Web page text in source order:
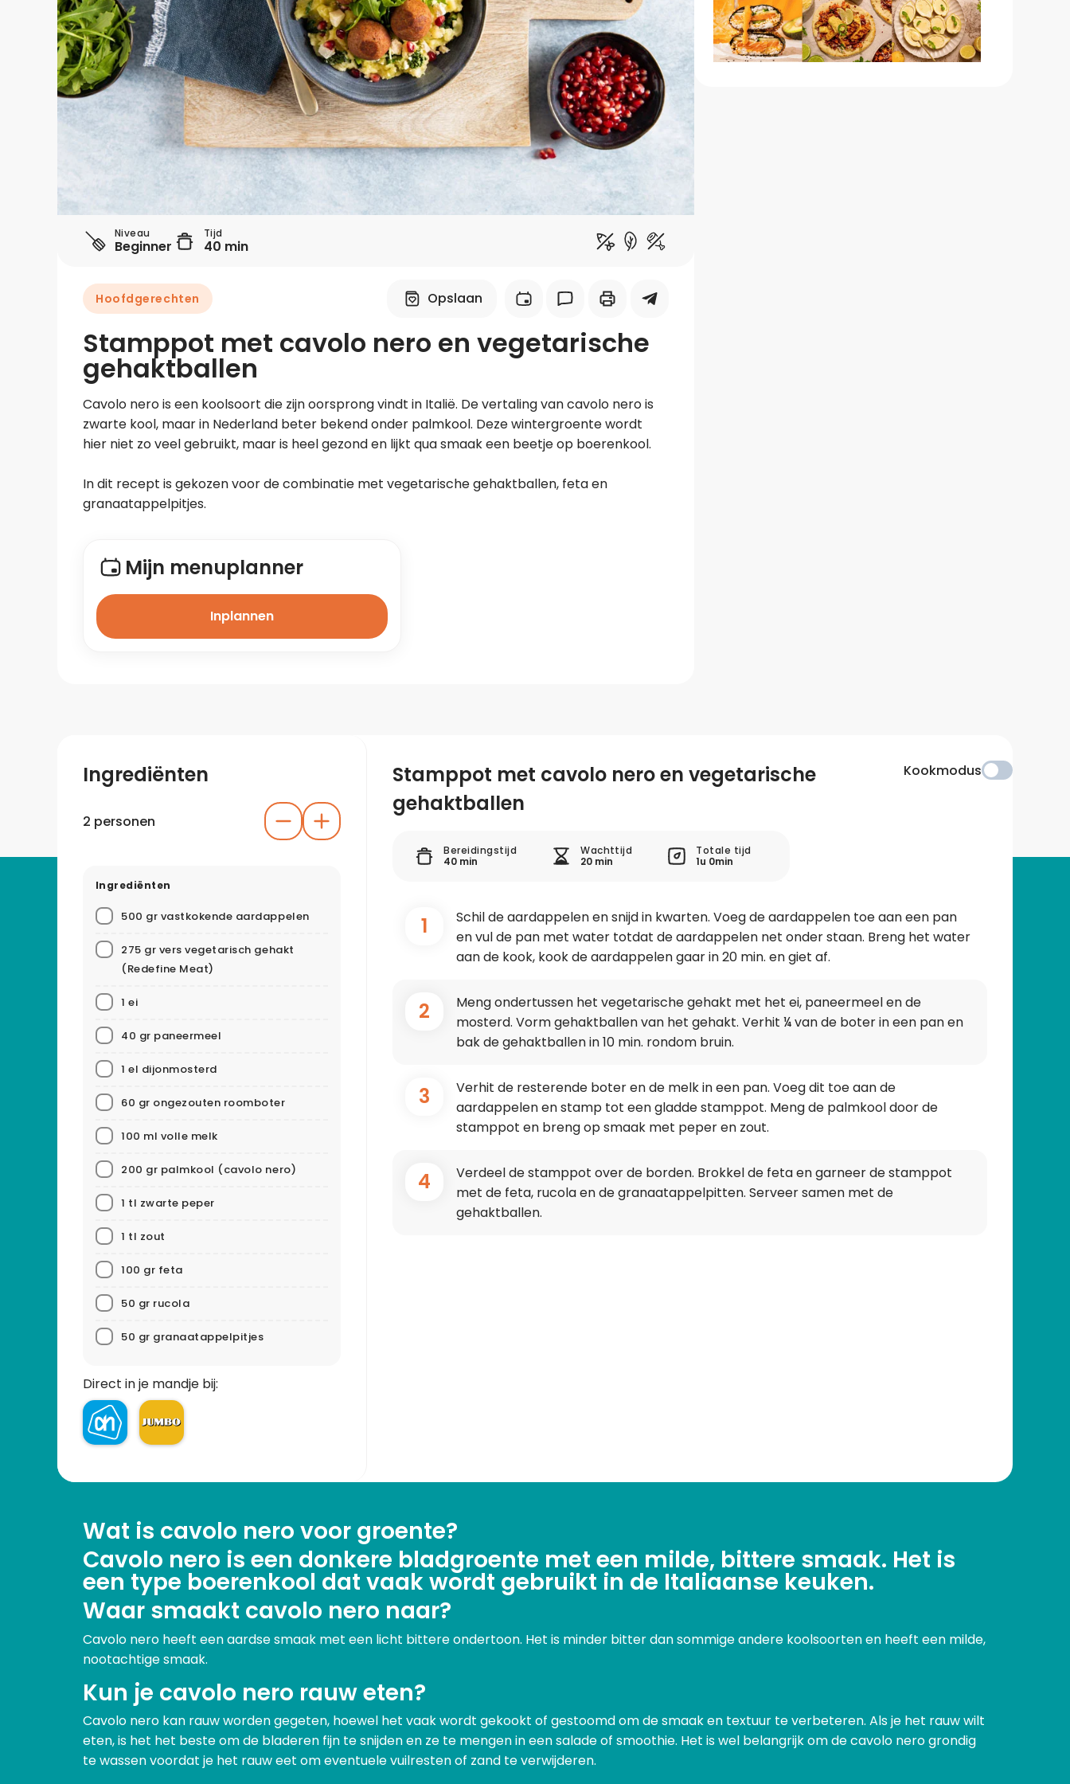
Midden-Oosters
Kooktips & blogs
Leer koken als een chef
Kooktips & blogs
Niveau
Beginner
Tijd
40 min
Hoofdgerechten Opslaan
Stamppot met cavolo nero en vegetarische
gehaktballen
Cavolo nero is een koolsoort die zijn oorsprong vindt in Italië. De vertaling van cavolo nero is
zwarte kool, maar in Nederland beter bekend onder palmkool. Deze wintergroente wordt
hier niet zo veel gebruikt, maar is heel gezond en lijkt qua smaak een beetje op boerenkool.
In dit recept is gekozen voor de combinatie met vegetarische gehaktballen, feta en
granaatappelpitjes.
Mijn menuplanner
Inplannen
Ingrediënten
2 personen
Ingrediënten
500 gr vastkokende aardappelen
275 gr vers vegetarisch gehakt
(Redefine Meat)
1 ei
40 gr paneermeel
1 el dijonmosterd
60 gr ongezouten roomboter
100 ml volle melk
200 gr palmkool (cavolo nero)
1 tl zwarte peper
1 tl zout
100 gr feta
50 gr rucola
50 gr granaatappelpitjes
Direct in je mandje bij:
Stamppot met cavolo nero en vegetarische
gehaktballen
Kookmodus
Bereidingstijd
40 min
Wachttijd
20 min
Totale tijd
1u 0min
1
Schil de aardappelen en snijd in kwarten. Voeg de aardappelen toe aan een pan
en vul de pan met water totdat de aardappelen net onder staan. Breng het water
aan de kook, kook de aardappelen gaar in 20 min. en giet af.
2
Meng ondertussen het vegetarische gehakt met het ei, paneermeel en de
mosterd. Vorm gehaktballen van het gehakt. Verhit ¼ van de boter in een pan en
bak de gehaktballen in 10 min. rondom bruin.
3
Verhit de resterende boter en de melk in een pan. Voeg dit toe aan de
aardappelen en stamp tot een gladde stamppot. Meng de palmkool door de
stamppot en breng op smaak met peper en zout.
4
Verdeel de stamppot over de borden. Brokkel de feta en garneer de stamppot
met de feta, rucola en de granaatappelpitten. Serveer samen met de
gehaktballen.
Wat is cavolo nero voor groente?
Cavolo nero is een donkere bladgroente met een milde, bittere smaak. Het is
een type boerenkool dat vaak wordt gebruikt in de Italiaanse keuken.
Waar smaakt cavolo nero naar?
Cavolo nero heeft een aardse smaak met een licht bittere ondertoon. Het is minder bitter dan sommige andere koolsoorten en heeft een milde,
nootachtige smaak.
Kun je cavolo nero rauw eten?
Cavolo nero kan rauw worden gegeten, hoewel het vaak wordt gekookt of gestoomd om de smaak en textuur te verbeteren. Als je het rauw wilt
eten, is het het beste om de bladeren fijn te snijden en ze te mengen in een salade of smoothie. Het is wel belangrijk om de cavolo nero grondig
te wassen voordat je het rauw eet om eventuele vuilresten of zand te verwijderen.